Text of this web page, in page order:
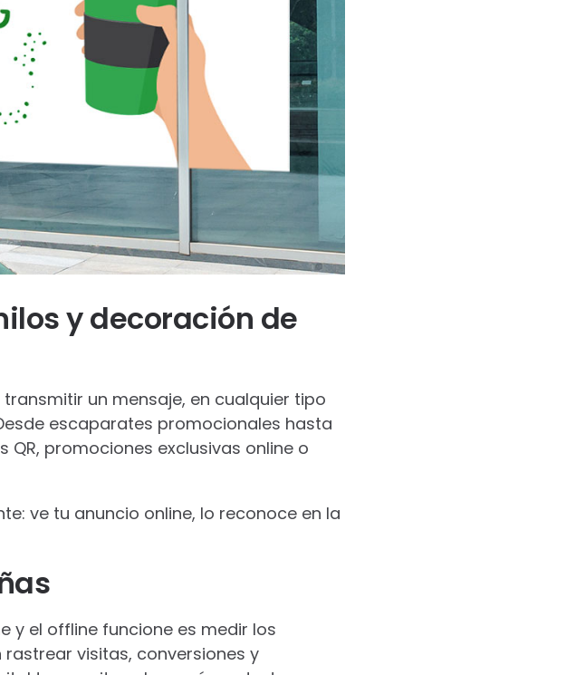
y decoración de
un mensaje, en cualquier tipo
escaparates promocionales hasta
promociones exclusivas online o
ve tu anuncio online, lo reconoce en la
y el offline funcione es medir los
visitas, conversiones y